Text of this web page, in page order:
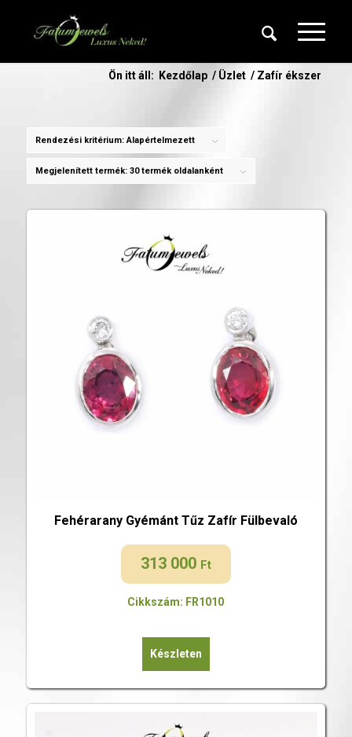
Ön itt áll: Kezdőlap / Üzlet / Zafír ékszer
Rendezési kritérium:Alapértelmezett
Megjelenített termék: 30 termék oldalanként
Fehérarany Gyémánt Tűz Zafír Fülbevaló
313 000 Ft
Cikkszám: FR1010
Készleten